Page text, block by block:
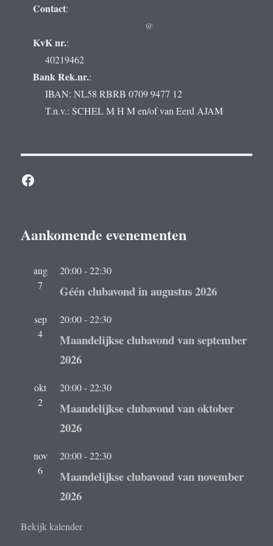
Contact:
@
KvK nr.:
40219462
Bank Rek.nr.:
IBAN: NL58 RBRB 0709 9477 12
T.n.v.: SCHEL M H M en/of van Eerd AJAM
Facebook
Aankomende evenementen
aug
7
20:00-22:30
Géén clubavond in augustus 2026
sep
4
20:00-22:30
Maandelijkse clubavond van september
2026
okt
2
20:00-22:30
Maandelijkse clubavond van oktober
2026
nov
6
20:00-22:30
Maandelijkse clubavond van november
2026
Bekijk kalender